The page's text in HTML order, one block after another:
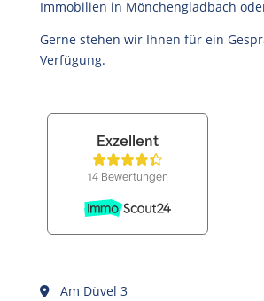
Immobilien in Mönchengladbach
Gerne stehen wir Ihnen für ein
Verfügung.
Am Düvel 3